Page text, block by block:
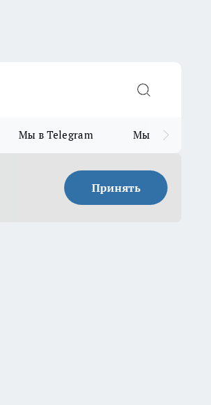
Мы в Telegram Мы в MAX
Принять